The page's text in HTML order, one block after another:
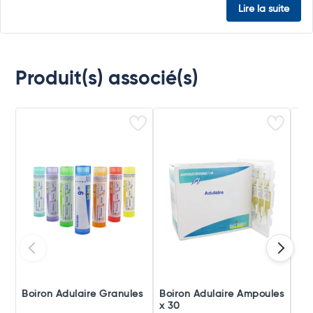
Lire la suite
Produit(s) associé(s)
Boiron Adulaire Granules
Boiron Adulaire Ampoules
x 30